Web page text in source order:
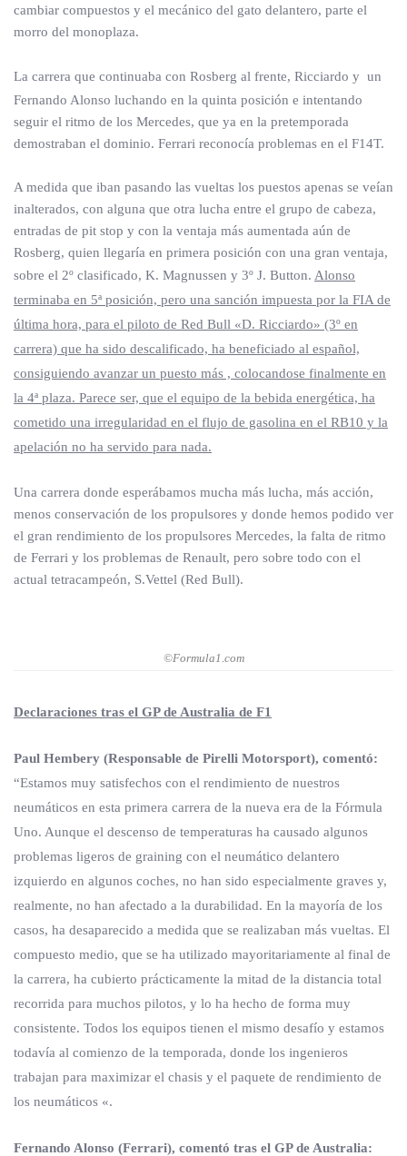
cambiar compuestos y el mecánico del gato delantero, parte el
morro del monoplaza.
La carrera que continuaba con Rosberg al frente, Ricciardo y un
Fernando Alonso luchando en la quinta posición e intentando
seguir el ritmo de los Mercedes, que ya en la pretemporada
demostraban el dominio. Ferrari reconocía problemas en el F14T.
A medida que iban pasando las vueltas los puestos apenas se veían
inalterados, con alguna que otra lucha entre el grupo de cabeza,
entradas de pit stop y con la ventaja más aumentada aún de
Rosberg, quien llegaría en primera posición con una gran ventaja,
sobre el 2º clasificado, K. Magnussen y 3º J. Button. Alonso
terminaba en 5ª posición, pero una sanción impuesta por la FIA de
última hora, para el piloto de Red Bull «D. Ricciardo» (3º en
carrera) que ha sido descalificado, ha beneficiado al español,
consiguiendo avanzar un puesto más , colocandose finalmente en
la 4ª plaza. Parece ser, que el equipo de la bebida energética, ha
cometido una irregularidad en el flujo de gasolina en el RB10 y la
apelación no ha servido para nada.
Una carrera donde esperábamos mucha más lucha, más acción,
menos conservación de los propulsores y donde hemos podido ver
el gran rendimiento de los propulsores Mercedes, la falta de ritmo
de Ferrari y los problemas de Renault, pero sobre todo con el
actual tetracampeón, S.Vettel (Red Bull).
©Formula1.com
Declaraciones tras el GP de Australia de F1
Paul Hembery (Responsable de Pirelli Motorsport), comentó:
“Estamos muy satisfechos con el rendimiento de nuestros
neumáticos en esta primera carrera de la nueva era de la Fórmula
Uno. Aunque el descenso de temperaturas ha causado algunos
problemas ligeros de graining con el neumático delantero
izquierdo en algunos coches, no han sido especialmente graves y,
realmente, no han afectado a la durabilidad. En la mayoría de los
casos, ha desaparecido a medida que se realizaban más vueltas. El
compuesto medio, que se ha utilizado mayoritariamente al final de
la carrera, ha cubierto prácticamente la mitad de la distancia total
recorrida para muchos pilotos, y lo ha hecho de forma muy
consistente. Todos los equipos tienen el mismo desafío y estamos
todavía al comienzo de la temporada, donde los ingenieros
trabajan para maximizar el chasis y el paquete de rendimiento de
los neumáticos «.
Fernando Alonso (Ferrari), comentó tras el GP de Australia: